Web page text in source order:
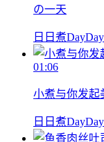
の一天
日日煮
01:06
小煮与你发
日日煮